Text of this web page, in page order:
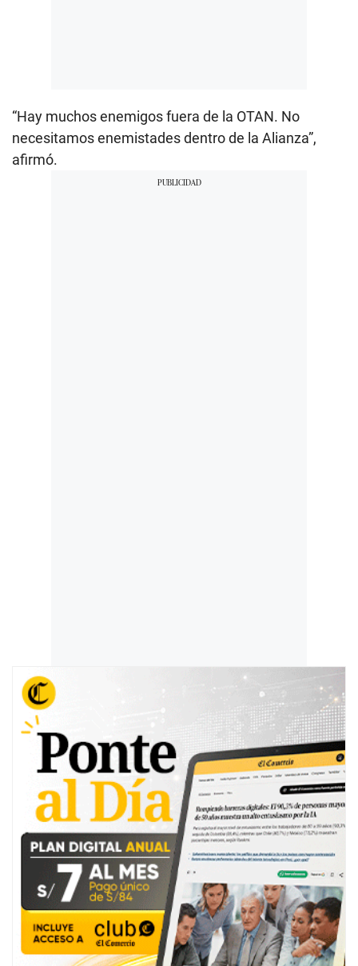
“Hay muchos enemigos fuera de la OTAN. No
necesitamos enemistades dentro de la Alianza”,
afirmó.